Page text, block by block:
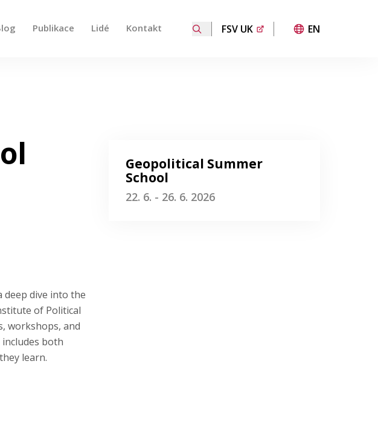
Publikace Lidé Kontakt FSV UK EN
a enter pro přechod na požadovanou stránku. Uživatelé dotykových
deep dive into the
of Political
workshops, and
both
learn.
Geopolitical Summer
School
22. 6. - 26. 6. 2026